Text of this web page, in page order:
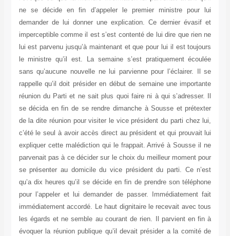
ne se décide en fin d’appeler le premier ministre pour lui
demander de lui donner une explication. Ce dernier évasif et
imperceptible comme il est s’est contenté de lui dire que rien ne
lui est parvenu jusqu’à maintenant et que pour lui il est toujours
le ministre qu’il est. La semaine s’est pratiquement écoulée
sans qu’aucune nouvelle ne lui parvienne pour l’éclairer. Il se
rappelle qu’il doit présider en début de semaine une importante
réunion du Parti et ne sait plus quoi faire ni à qui s’adresser. Il
se décida en fin de se rendre dimanche à Sousse et prétexter
de la dite réunion pour visiter le vice président du parti chez lui,
c’été le seul à avoir accès direct au président et qui prouvait lui
expliquer cette malédiction qui le frappait. Arrivé à Sousse il ne
parvenait pas à ce décider sur le choix du meilleur moment pour
se présenter au domicile du vice président du parti. Ce n’est
qu’a dix heures qu’il se décide en fin de prendre son téléphone
pour l’appeler et lui demander de passer. Immédiatement fait
immédiatement accordé. Le haut dignitaire le recevait avec tous
les égards et ne semble au courant de rien. Il parvient en fin à
évoquer la réunion publique qu’il devait présider a la comité de